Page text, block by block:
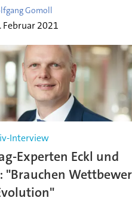
Gomoll
Februar 2021
Interview
Experten Eckl und
"Brauchen